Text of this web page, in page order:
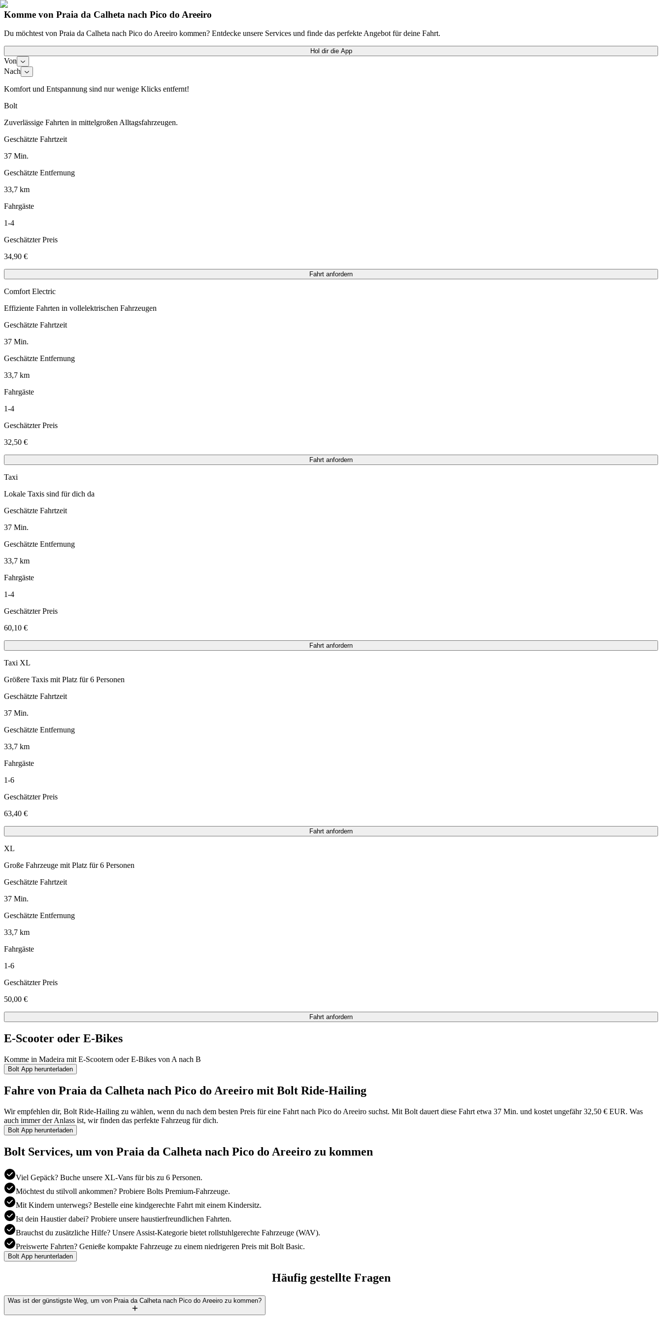
Komme von Praia da Calheta nach Pico do Areeiro
Du möchtest von Praia da Calheta nach Pico do Areeiro kommen? Entdecke unsere Services und finde das perfekte Angebot für deine Fahrt.
Hol dir die App
Von
Nach
Komfort und Entspannung sind nur wenige Klicks entfernt!
Bolt
Zuverlässige Fahrten in mittelgroßen Alltagsfahrzeugen.
Geschätzte Fahrtzeit
37 Min.
Geschätzte Entfernung
33,7 km
Fahrgäste
1-4
Geschätzter Preis
34,90 €
Fahrt anfordern
Comfort Electric
Effiziente Fahrten in vollelektrischen Fahrzeugen
Geschätzte Fahrtzeit
37 Min.
Geschätzte Entfernung
33,7 km
Fahrgäste
1-4
Geschätzter Preis
32,50 €
Fahrt anfordern
Taxi
Lokale Taxis sind für dich da
Geschätzte Fahrtzeit
37 Min.
Geschätzte Entfernung
33,7 km
Fahrgäste
1-4
Geschätzter Preis
60,10 €
Fahrt anfordern
Taxi XL
Größere Taxis mit Platz für 6 Personen
Geschätzte Fahrtzeit
37 Min.
Geschätzte Entfernung
33,7 km
Fahrgäste
1-6
Geschätzter Preis
63,40 €
Fahrt anfordern
XL
Große Fahrzeuge mit Platz für 6 Personen
Geschätzte Fahrtzeit
37 Min.
Geschätzte Entfernung
33,7 km
Fahrgäste
1-6
Geschätzter Preis
50,00 €
Fahrt anfordern
E-Scooter oder E-Bikes
Komme in Madeira mit E-Scootern oder E-Bikes von A nach B
Bolt App herunterladen
Fahre von Praia da Calheta nach Pico do Areeiro mit Bolt Ride-Hailing
Wir empfehlen dir, Bolt Ride-Hailing zu wählen, wenn du nach dem besten Preis für eine Fahrt nach Pico do Areeiro suchst. Mit Bolt dauert diese Fahrt etwa 37 Min. und kostet ungefähr 32,50 € EUR. Was
auch immer der Anlass ist, wir finden das perfekte Fahrzeug für dich.
Bolt App herunterladen
Bolt Services, um von Praia da Calheta nach Pico do Areeiro zu kommen
Viel Gepäck? Buche unsere XL-Vans für bis zu 6 Personen.
Möchtest du stilvoll ankommen? Probiere Bolts Premium-Fahrzeuge.
Mit Kindern unterwegs? Bestelle eine kindgerechte Fahrt mit einem Kindersitz.
Ist dein Haustier dabei? Probiere unsere haustierfreundlichen Fahrten.
Brauchst du zusätzliche Hilfe? Unsere Assist-Kategorie bietet rollstuhlgerechte Fahrzeuge (WAV).
Preiswerte Fahrten? Genieße kompakte Fahrzeuge zu einem niedrigeren Preis mit Bolt Basic.
Bolt App herunterladen
Häufig gestellte Fragen
Was ist der günstigste Weg, um von Praia da Calheta nach Pico do Areeiro zu kommen?